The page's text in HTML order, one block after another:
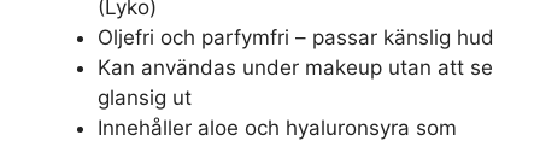
(Lyko)
Oljefri och parfymfri – passar känslig hud
Kan användas under makeup utan att se
glansig ut
Innehåller aloe och hyaluronsyra som